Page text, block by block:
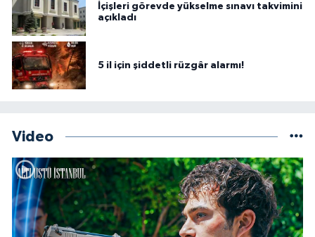
İçişleri görevde yükselme sınavı takvimini
açıkladı
5 il için şiddetli rüzgâr alarmı!
Video